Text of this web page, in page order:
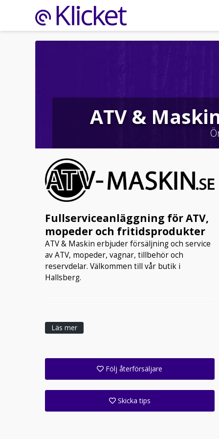
ATV &
Fullserviceanläggning för ATV,
mopeder och fritidsprodukter
ATV & Maskin erbjuder försäljning och service
av ATV, mopeder, vagnar, tillbehör och
reservdelar. Välkommen till vår butik i
Hallsberg.
Läs mer
Följ återförsäljare
Skicka tips